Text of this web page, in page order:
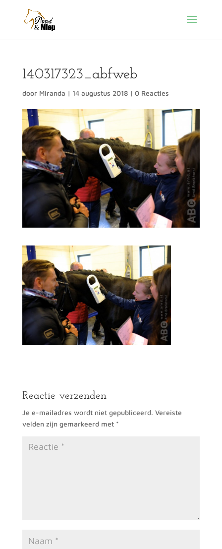
140317323_abfweb
door Miranda | 14 augustus 2018| 0 Reacties
Reactie verzenden
Je e-mailadres wordt niet gepubliceerd. Vereiste
velden zijn gemarkeerd met *